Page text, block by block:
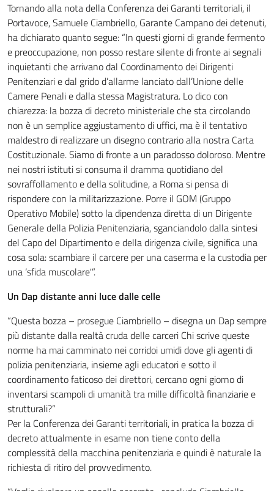
Tornando alla nota della Conferenza dei Garanti territoriali, il
Portavoce, Samuele Ciambriello, Garante Campano dei detenuti,
ha dichiarato quanto segue: “In questi giorni di grande fermento
e preoccupazione, non posso restare silente di fronte ai segnali
inquietanti che arrivano dal Coordinamento dei Dirigenti
Penitenziari e dal grido d’allarme lanciato dall’Unione delle
Camere Penali e dalla stessa Magistratura. Lo dico con
chiarezza: la bozza di decreto ministeriale che sta circolando
non è un semplice aggiustamento di uffici, ma è il tentativo
maldestro di realizzare un disegno contrario alla nostra Carta
Costituzionale. Siamo di fronte a un paradosso doloroso. Mentre
nei nostri istituti si consuma il dramma quotidiano del
sovraffollamento e della solitudine, a Roma si pensa di
rispondere con la militarizzazione. Porre il GOM (Gruppo
Operativo Mobile) sotto la dipendenza diretta di un Dirigente
Generale della Polizia Penitenziaria, sganciandolo dalla sintesi
del Capo del Dipartimento e della dirigenza civile, significa una
cosa sola: scambiare il carcere per una caserma e la custodia per
una ‘sfida muscolare'”.
Un Dap distante anni luce dalle celle
“Questa bozza – prosegue Ciambriello – disegna un Dap sempre
più distante dalla realtà cruda delle carceri Chi scrive queste
norme ha mai camminato nei corridoi umidi dove gli agenti di
polizia penitenziaria, insieme agli educatori e sotto il
coordinamento faticoso dei direttori, cercano ogni giorno di
inventarsi scampoli di umanità tra mille difficoltà finanziarie e
strutturali?”
Per la Conferenza dei Garanti territoriali, in pratica la bozza di
decreto attualmente in esame non tiene conto della
complessità della macchina penitenziaria e quindi è naturale la
richiesta di ritiro del provvedimento.